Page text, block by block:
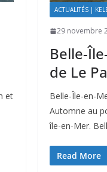
et
ACTUALITÉS |
29 novembre
Belle-
de Le
Belle-Île-en-
Automne au
île-en-Mer.
Read More